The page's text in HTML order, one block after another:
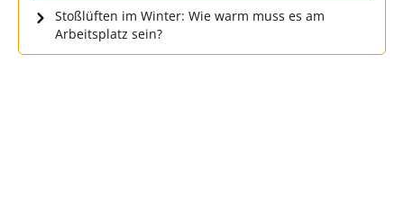
Stoßlüften im Winter: Wie warm muss es am
Arbeitsplatz sein?